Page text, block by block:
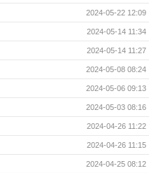
2024-05-22 12:09
2024-05-14 11:34
2024-05-14 11:27
2024-05-08 08:24
2024-05-06 09:13
2024-05-03 08:16
2024-04-26 11:22
2024-04-26 11:15
2024-04-25 08:12